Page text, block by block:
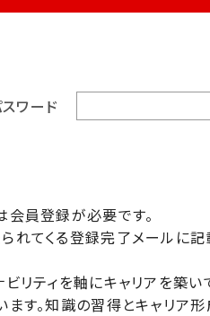
ワード
員登録が必要です。
てくる登録完了メールに記
リティを軸にキャリアを築
す。知識の習得とキャリア